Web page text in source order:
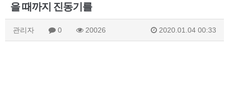
을 때까지 진동기를
관리자 0 20026 2020.01.04 00:33